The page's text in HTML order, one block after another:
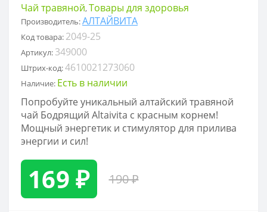
Чай травяной,Товары для здоровья
Производитель:АЛТАЙВИТА
Код товара: 2049-25
Артикул: 349000
Штрих-код:4610021273060
Наличие: Есть в наличии
Попробуйте уникальный алтайский травяной
чай Бодрящий Altaivita с красным корнем!
Мощный энергетик и стимулятор для прилива
энергии и сил!
169 ₽ 190 ₽